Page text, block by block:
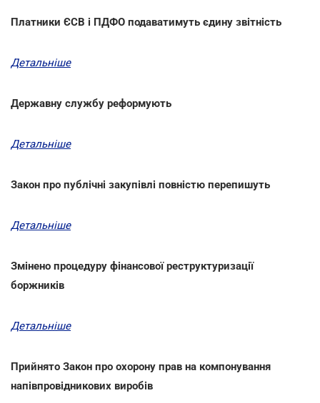
Платники ЄСВ і ПДФО подаватимуть єдину звітність
Детальніше
Державну службу реформують
Детальніше
Закон про публічні закупівлі повністю перепишуть
Детальніше
Змінено процедуру фінансової реструктуризації
боржників
Детальніше
Прийнято Закон про охорону прав на компонування
напівпровідникових виробів